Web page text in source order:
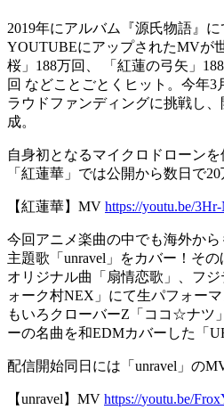
2019年にアルバム『源氏物語』に
YOUTUBEにアップされたMVが
桜」188万回、 「紅蓮の弓矢」
回 などことごとくヒット。今年
ラウドファンディングに挑戦し
成。
自身初となるマイクロドローン
「紅蓮華」では公開から数日で
【紅蓮華】MV https://youtu.be/
今回アニメ楽曲の中でも海外から
主題歌「unravel」をカバー！そ
オリジナル曲「扇情恋歌」、フ
ォーク村NEX」にて生パフォー
もいろクローバーZ「ココ☆ナツ
ーの名曲を和EDMカバーした「
配信開始同日には「unravel」の
【unravel】MV https://youtu.be/